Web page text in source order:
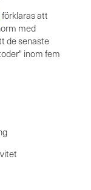
förklaras att
med
de senaste
inom fem